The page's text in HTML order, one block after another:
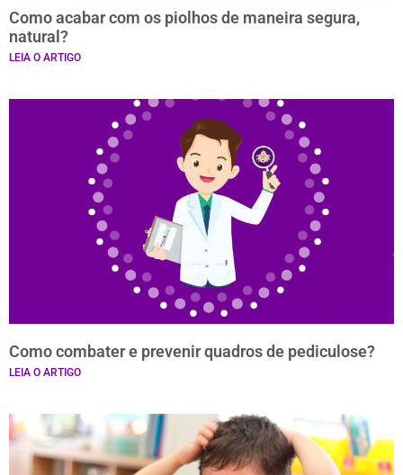
Como acabar com os piolhos de maneira segura,
natural?
LEIA O ARTIGO
Como combater e prevenir quadros de pediculose?
LEIA O ARTIGO